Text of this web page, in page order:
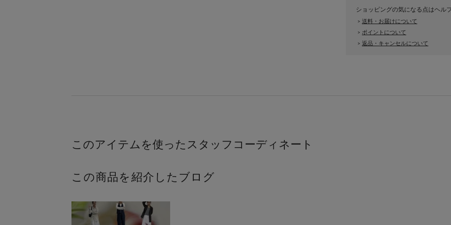
ショッピングの気になる点はヘル
> 送料・お届けについて
> ポイントについて
> 返品・キャンセルについて
この商品を紹介したブログ